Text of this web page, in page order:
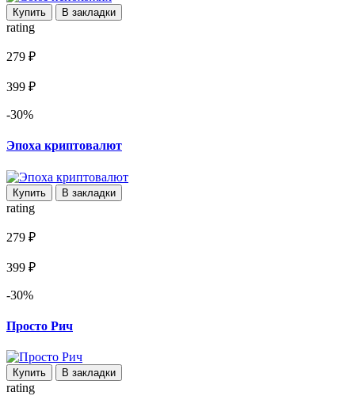
Купить В закладки
rating
279 ₽
399 ₽
-30%
Эпоха криптовалют
Купить В закладки
rating
279 ₽
399 ₽
-30%
Просто Рич
Купить В закладки
rating